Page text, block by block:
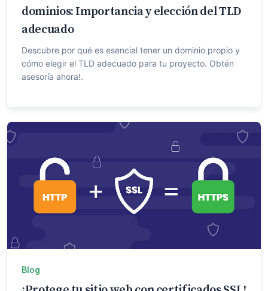
dominios: Importancia y elección del TLD
adecuado
Descubre por qué es esencial tener un dominio propio y
cómo elegir el TLD adecuado para tu proyecto. Obtén
asesoría ahora!.
Blog